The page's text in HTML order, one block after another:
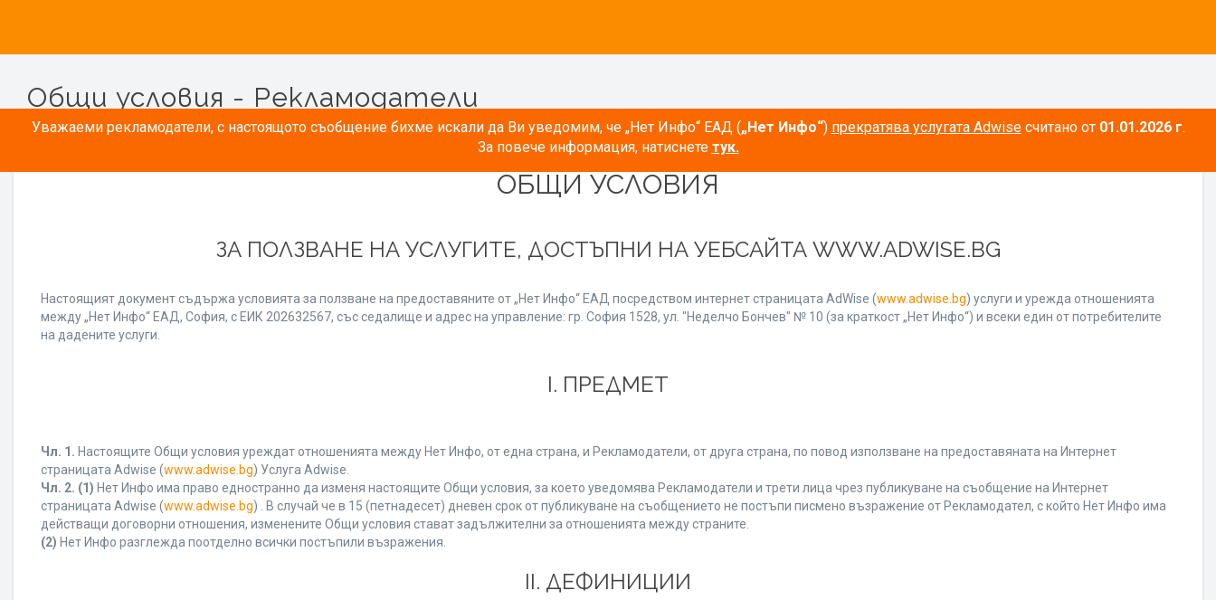
Уважаеми рекламодатели, с настоящото съобщение бихме искали да Ви уведомим, че „Нет Инфо“ ЕАД („Нет Инфо“) прекратява услугата Adwiseсчитано от 01.01.2026 г.
За повече информация, натиснете тук.
Общи условия - Рекламодатели
ОБЩИ УСЛОВИЯ
ЗА ПОЛЗВАНЕ НА УСЛУГИТЕ, ДОСТЪПНИ НА УЕБСАЙТА WWW.ADWISE.BG
Настоящият документ съдържа условията за ползване на предоставяните от „Нет Инфо“ ЕАД посредством интернет страницата AdWise (www.adwise.bg) услуги и урежда отношенията
между „Нет Инфо“ ЕАД, София, с ЕИК 202632567, със седалище и адрес на управление: гр. София 1528, ул. "Неделчо Бончев" № 10 (за краткост „Нет Инфо“) и всеки един от потребителите
на дадените услуги.
І. ПРЕДМЕТ
Чл. 1. Настоящите Общи условия уреждат отношенията между Нет Инфо, от една страна, и Рекламодатели, от друга страна, по повод използване на предоставяната на Интернет
страницата Adwise (www.adwise.bg) Услуга Adwise.
Чл. 2. (1) Нет Инфо има право едностранно да изменя настоящите Общи условия, за което уведомява Рекламодатели и трети лица чрез публикуване на съобщение на Интернет
страницата Adwise (www.adwise.bg) . В случай че в 15 (петнадесет) дневен срок от публикуване на съобщението не постъпи писмено възражение от Рекламодател, с който Нет Инфо има
действащи договорни отношения, изменените Общи условия стават задължителни за отношенията между страните.
(2) Нет Инфо разглежда поотделно всички постъпили възражения.
ІІ. ДЕФИНИЦИИ